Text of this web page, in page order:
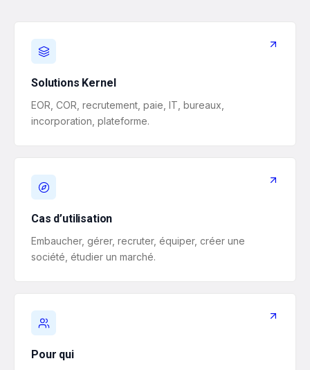
Solutions Kernel
EOR, COR, recrutement, paie, IT, bureaux,
incorporation, plateforme.
Cas d’utilisation
Embaucher, gérer, recruter, équiper, créer une
société, étudier un marché.
Pour qui